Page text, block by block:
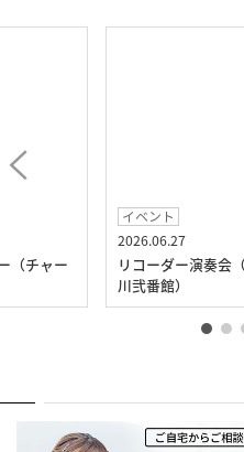
（チャー
イベント
2026.06.27
リコーダー演奏会
川弐番館）